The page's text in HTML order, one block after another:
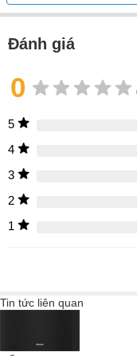
Đánh giá
0
5
4
3
2
1
Tin tức liên quan